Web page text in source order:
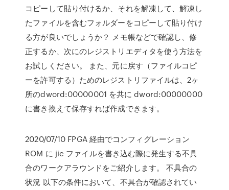
コピーして貼り付けるか、それを解凍して、解凍し
たファイルを含むフォルダーをコピーして貼り付け
る方が良いでしょうか？ メモ帳などで確認し、修
正するか、次にのレジストリエディタを使う方法を
お試しください。 また、元に戻す（ファイルコピ
ーを許可する）ためのレジストリファイルは、2ヶ
所のdword:00000001 を共に dword:00000000
に書き換えて保存すれば作成できます。
2020/07/10 FPGA 経由でコンフィグレーション
ROM に jic ファイルを書き込む際に発生する不具
合のワークアラウンドをご紹介します。 不具合の
状況 以下の条件において、不具合が確認されてい